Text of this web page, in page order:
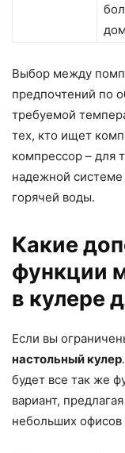
Выбор между
предпочтений по
требуемой
тех, кто ищет
компрессор – для
надежной
горячей воды.
Какие
функции
в кулере
Если вы
настольный кулер
будет все так же
вариант,
небольших